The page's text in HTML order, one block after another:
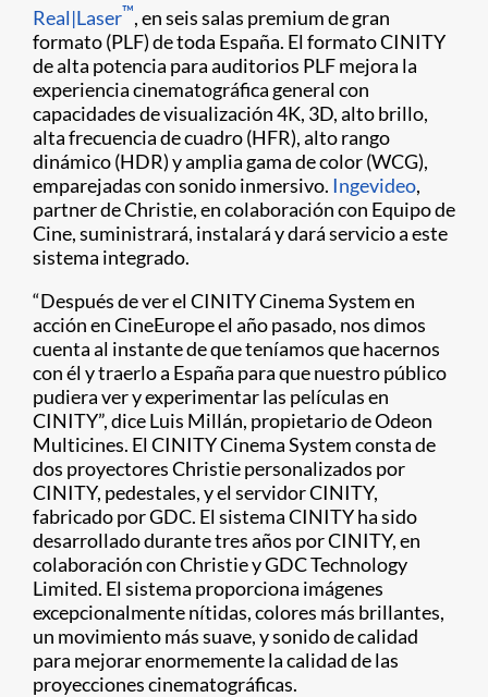
Real|Laser™, en seis salas premium de gran
formato (PLF) de toda España. El formato CINITY
de alta potencia para auditorios PLF mejora la
experiencia cinematográfica general con
capacidades de visualización 4K, 3D, alto brillo,
alta frecuencia de cuadro (HFR), alto rango
dinámico (HDR) y amplia gama de color (WCG),
emparejadas con sonido inmersivo. Ingevideo,
partner de Christie, en colaboración con Equipo de
Cine, suministrará, instalará y dará servicio a este
sistema integrado.
“Después de ver el CINITY Cinema System en
acción en CineEurope el año pasado, nos dimos
cuenta al instante de que teníamos que hacernos
con él y traerlo a España para que nuestro público
pudiera ver y experimentar las películas en
CINITY”, dice Luis Millán, propietario de Odeon
Multicines. El CINITY Cinema System consta de
dos proyectores Christie personalizados por
CINITY, pedestales, y el servidor CINITY,
fabricado por GDC. El sistema CINITY ha sido
desarrollado durante tres años por CINITY, en
colaboración con Christie y GDC Technology
Limited. El sistema proporciona imágenes
excepcionalmente nítidas, colores más brillantes,
un movimiento más suave, y sonido de calidad
para mejorar enormemente la calidad de las
proyecciones cinematográficas.